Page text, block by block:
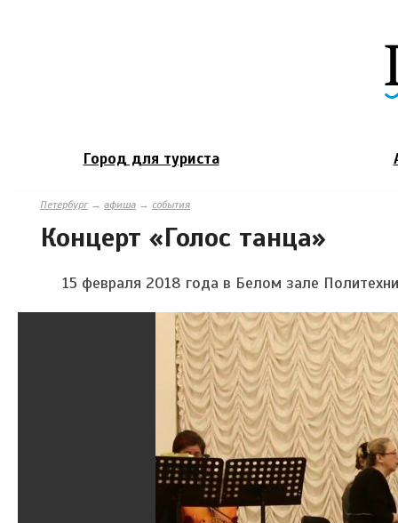
Город для туриста
Петербург→ афиша → события
Концерт «Голос танца»
15 февраля 2018 года в Белом зале